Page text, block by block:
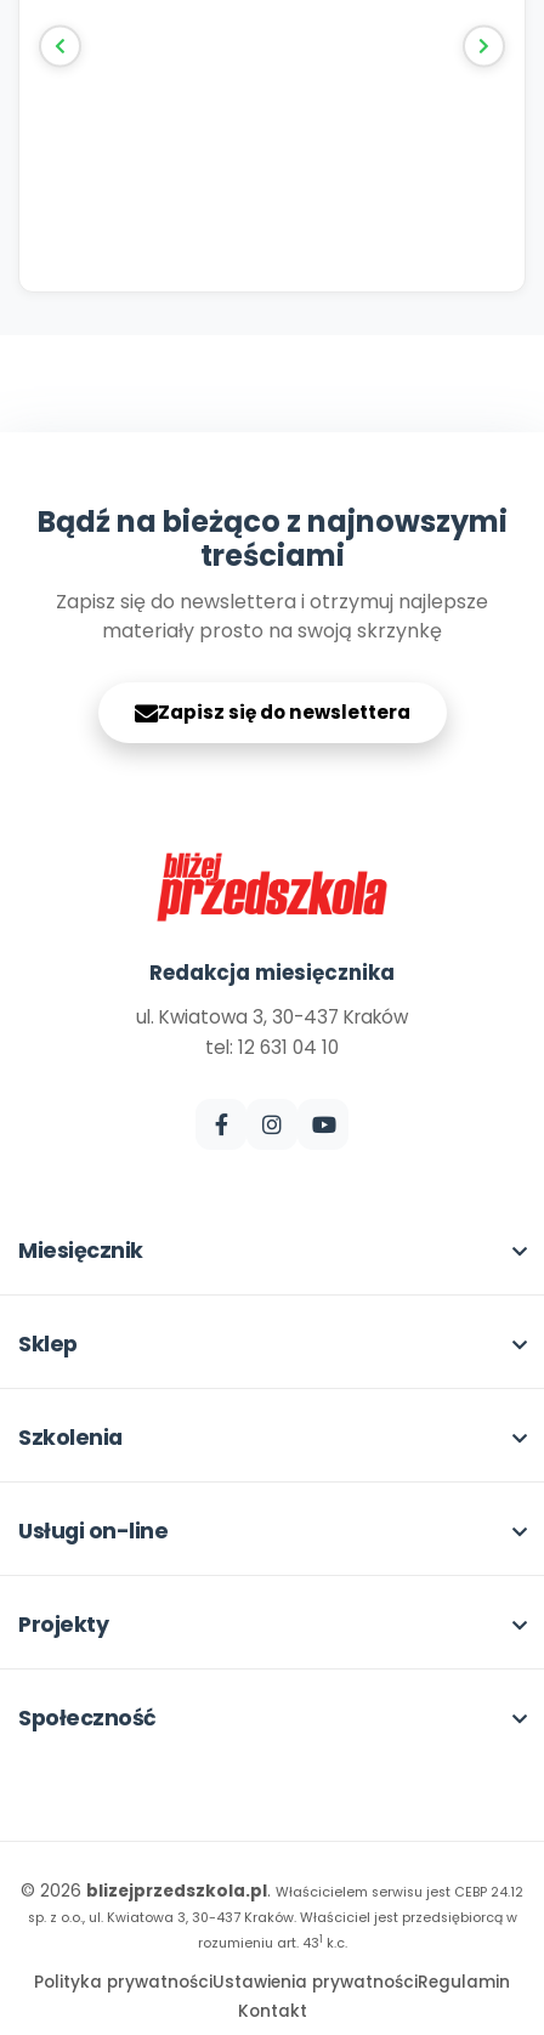
Bądź na bieżąco z najnowszymi
treściami
Zapisz się do newslettera i otrzymuj najlepsze
materiały prosto na swoją skrzynkę
Zapisz się do newslettera
Redakcja miesięcznika
ul. Kwiatowa 3, 30-437 Kraków
tel: 12 631 04 10
Miesięcznik
W numerze
Pomoce dydaktyczne
Dla autorów
Sklep
Moje zakupy
Odbiory i kontakt
Rabat dla przedszkoli
Szkolenia
Online
Dla rad pedagogicznych
18. FORUM
Usługi on-line
Moja Płytoteka
Kiosk online
Projekty
Kumpelkowo
Dookoła Polski
Sprintem do maratonu
Społeczność
Instagram
© 2026 blizejprzedszkola.pl. Właścicielem serwisu jest CEBP 24.12
sp. z o.o., ul. Kwiatowa 3, 30-437 Kraków.Właściciel jest przedsiębiorcą w
rozumieniu art. 431 k.c.
Polityka prywatnościUstawienia prywatnościRegulamin
Kontakt